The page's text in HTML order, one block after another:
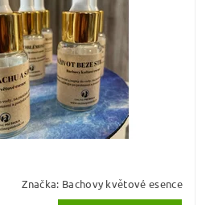
Značka: Bachovy květové esence